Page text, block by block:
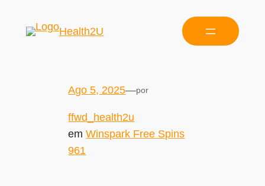
Health2U
Ago 5, 2025—por
ffwd_health2u
emWinspark Free Spins
961